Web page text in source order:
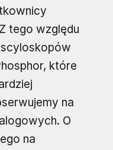
tego względu
które
na
O
na